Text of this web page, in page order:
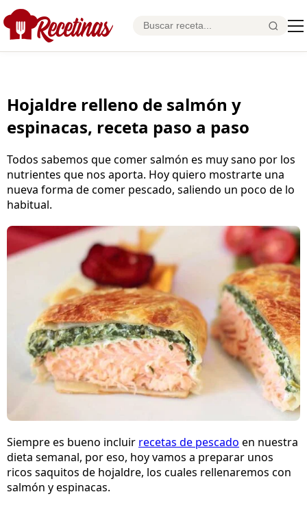
Hojaldre relleno de salmón y
espinacas, receta paso a paso
Todos sabemos que comer salmón es muy sano por los
nutrientes que nos aporta. Hoy quiero mostrarte una
nueva forma de comer pescado, saliendo un poco de lo
habitual.
Siempre es bueno incluir recetas de pescado en nuestra
dieta semanal, por eso, hoy vamos a preparar unos
ricos saquitos de hojaldre, los cuales rellenaremos con
salmón y espinacas.